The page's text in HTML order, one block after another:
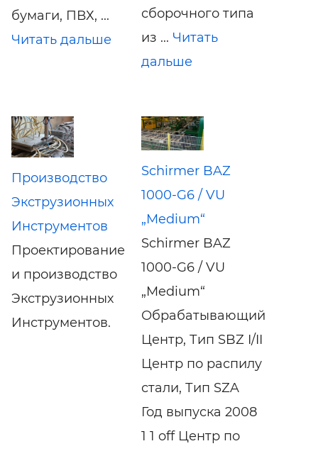
бумаги, ПВХ, ...
Читать дальше
сборочного типа
из ... Читать
дальше
Производство
Экструзионных
Инструментов
Проектирование
и производство
Экструзионных
Инструментов.
Schirmer BAZ
1000-G6 / VU
„Medium“
Schirmer BAZ
1000-G6 / VU
„Medium“
Обрабатывающий
Центр, Тип SBZ I/II
Центр по распилу
стали, Тип SZA
Год выпуска 2008
1 1 off Центр по